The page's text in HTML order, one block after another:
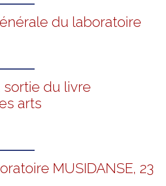
du laboratoire
sortie du livre
arts
MUSIDANSE, 23